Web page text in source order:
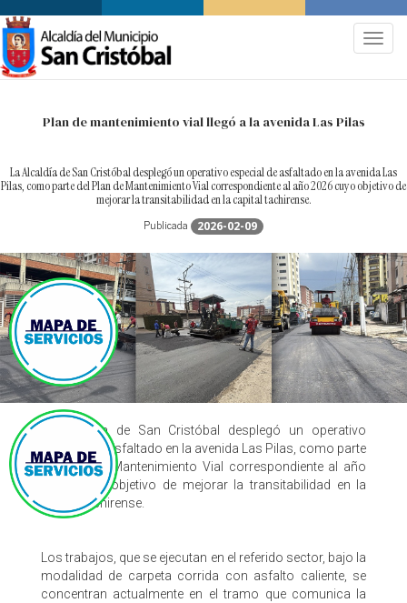
Plan de mantenimiento vial llegó a la avenida Las Pilas
La Alcaldía de San Cristóbal desplegó un operativo especial de asfaltado en la avenida Las
Pilas, como parte del Plan de Mantenimiento Vial correspondiente al año 2026 cuyo objetivo de
mejorar la transitabilidad en la capital tachirense.
Publicada 2026-02-09
La Alcaldía de San Cristóbal desplegó un operativo
especial de asfaltado en la avenida Las Pilas, como parte
del Plan de Mantenimiento Vial correspondiente al año
2026 cuyo objetivo de mejorar la transitabilidad en la
capital tachirense.
Los trabajos, que se ejecutan en el referido sector, bajo la
modalidad de carpeta corrida con asfalto caliente, se
concentran actualmente en el tramo que comunica la